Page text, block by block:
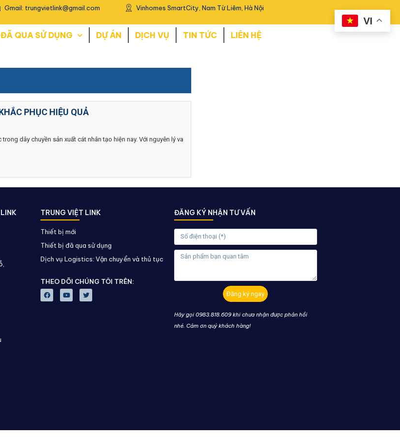
Gmail: trungvietlink@gmail.com Vinhomes SmartCity, Nam Từ Liêm, Hà Nội
QUA SỬ DỤNG DỰ ÁN DỊCH VỤ TIN TỨC LIÊN HỆ
PHỤC HIỆU QUẢ
dây chuyền sản xuất cát nhân tạo hiện nay. Với nguyên lý va
VI
TRUNG VIỆT LINK
Thiết bị mới
Thiết bị đã qua sử dụng
Dịch vụ Logistics: Vận chuyển và thủ tục
THEO DÕI CHÚNG TÔI TRÊN:
ĐĂNG KÝ NHẬN TƯ VẤN
Đăng ký ngay
Hãy gọi 0983.818.609 khi chưa nhận được phản hồi
nhé. Cảm ơn quý khách hàng!